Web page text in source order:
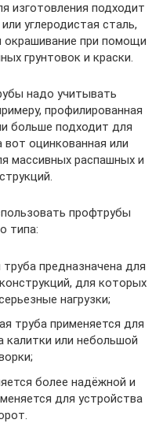
изготовления подходит
углеродистая сталь,
окрашивание при помощи
грунтовок и краски.
надо учитывать
профилированная
больше подходит для
вот оцинкованная или
массивных распашных и
профтрубы
типа:
труба предназначена для
для которых
нагрузки;
труба применяется для
калитки или небольшой
более надёжной и
для устройства